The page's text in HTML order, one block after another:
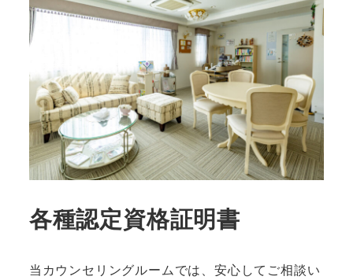
各種認定資格証明書
当カウンセリングルームでは、安心してご相談い